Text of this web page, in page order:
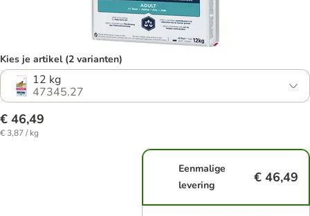
Kies je artikel (2 varianten)
12 kg
47345.27
€ 46,49
€ 3,87 / kg
Eenmalige
levering
€ 46,49